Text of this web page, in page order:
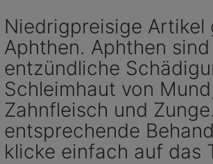
Niedrigpreisige Artikel
Aphthen. Aphthen sind
entzündliche
Schleimhaut von
Zahnfleisch und
entsprechende
klicke einfach auf das